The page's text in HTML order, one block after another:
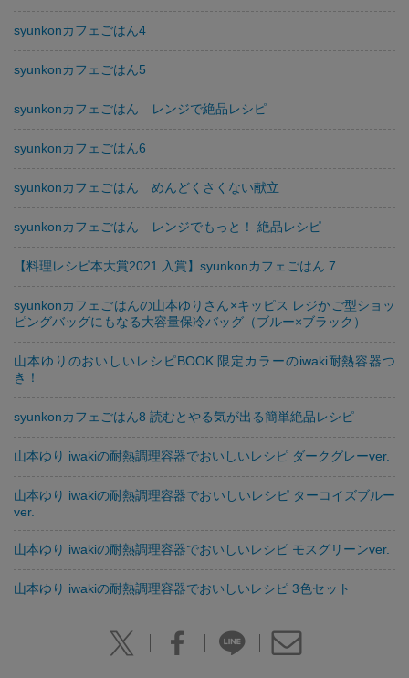
syunkonカフェごはん4
syunkonカフェごはん5
syunkonカフェごはん レンジで絶品レシピ
syunkonカフェごはん6
syunkonカフェごはん めんどくさくない献立
syunkonカフェごはん レンジでもっと！ 絶品レシピ
【料理レシピ本大賞2021 入賞】syunkonカフェごはん 7
syunkonカフェごはんの山本ゆりさん×キッピス レジかご型ショッ
ピングバッグにもなる大容量保冷バッグ（ブルー×ブラック）
山本ゆりのおいしいレシピBOOK 限定カラーのiwaki耐熱容器つ
き！
syunkonカフェごはん8 読むとやる気が出る簡単絶品レシピ
山本ゆり iwakiの耐熱調理容器でおいしいレシピ ダークグレーver.
山本ゆり iwakiの耐熱調理容器でおいしいレシピ ターコイズブルー
ver.
山本ゆり iwakiの耐熱調理容器でおいしいレシピ モスグリーンver.
山本ゆり iwakiの耐熱調理容器でおいしいレシピ 3色セット